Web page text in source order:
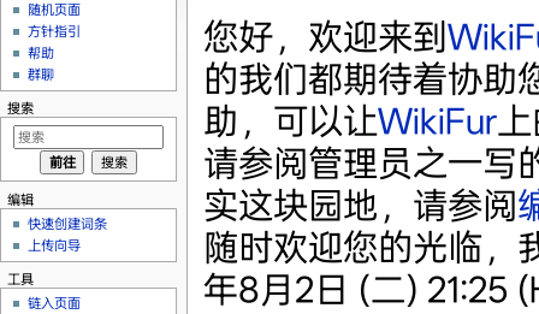
您好，欢迎来到
的我们都期待着协助
助，可以让WikiFur
请参阅管理员之一写
实这块园地，请参阅
随时欢迎您的光临，
年8月2日 (二) 21:25
随机页面
方针指引
帮助
群聊
搜索
编辑
快速创建词条
上传向导
工具
链入页面